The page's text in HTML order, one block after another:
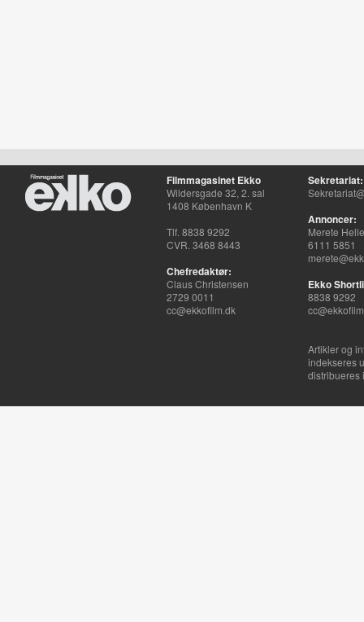
Filmmagasinet Ekko
Wildersgade 32, 2. sal
1408 København K
Tlf. 8838 9292
CVR. 3468 8443
Chefredaktør:
Claus Christensen
2729 0011
cc@ekkofilm.dk
Sekretariat:
Annoncer:
Merete
6111 5851
Ekko
8838 9292
Artikler og
indekseres
distribueres